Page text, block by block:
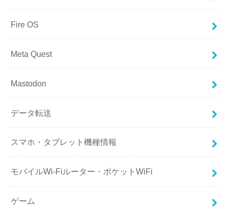
Fire OS
Meta Quest
Mastodon
データ転送
スマホ・タブレット機種情報
モバイルWi-Fiルーター・ポケットWiFi
ゲーム